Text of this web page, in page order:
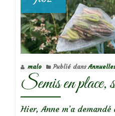
malo Publié dans
Semis en place,
Hier, Anne m’a